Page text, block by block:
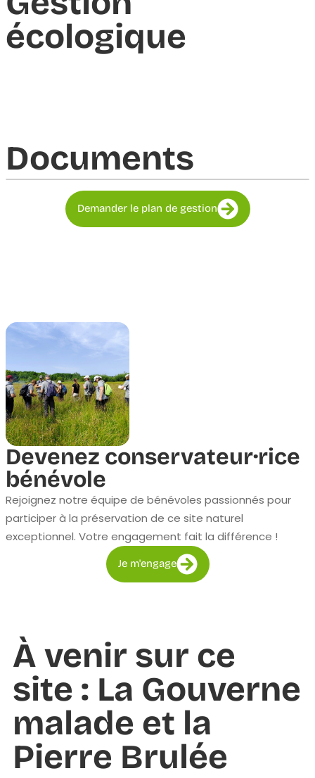
écologique
Documents​
Demander le plan de gestion
Devenez conservateur·rice
bénévole
Rejoignez notre équipe de bénévoles passionnés pour
participer à la préservation de ce site naturel
exceptionnel. Votre engagement fait la différence !
Je m'engage
À venir sur ce
site : La Gouverne
malade et la
Pierre Brulée